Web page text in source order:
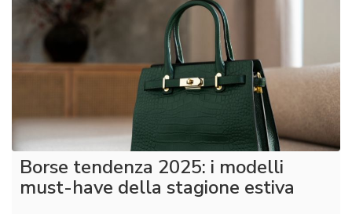
Borse tendenza 2025: i modelli
must-have della stagione estiva